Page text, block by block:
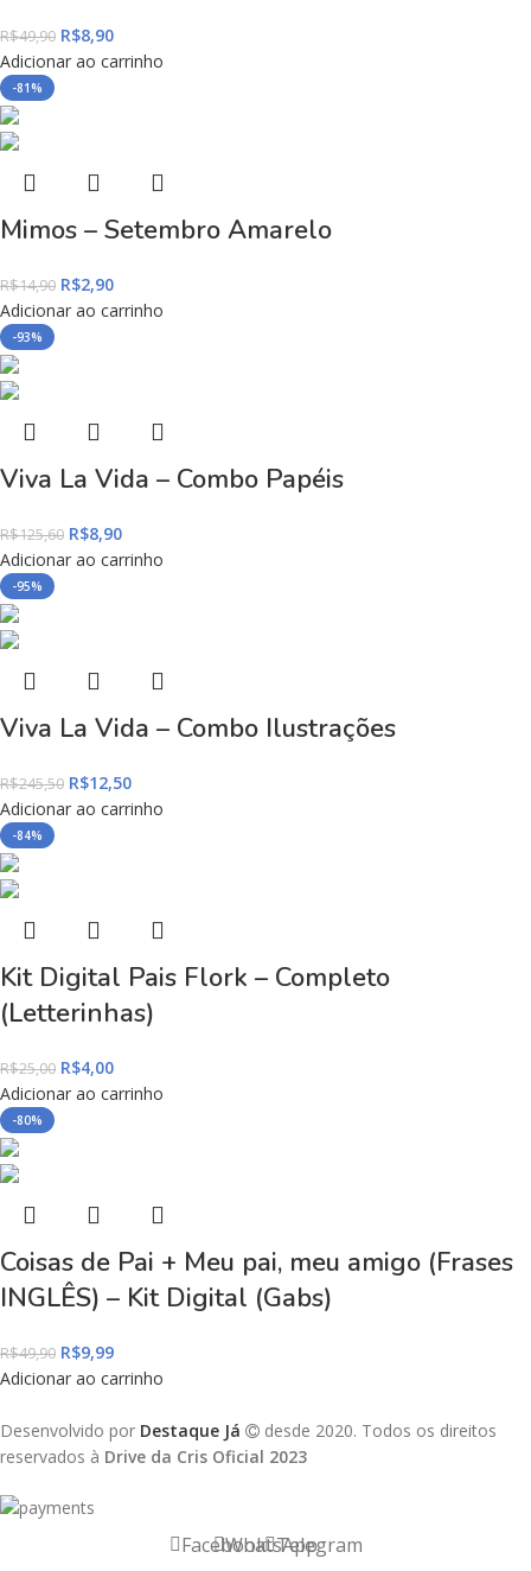
R$49,90 R$8,90
Adicionar ao carrinho
-81%
Mimos – Setembro Amarelo
R$14,90 R$2,90
Adicionar ao carrinho
-93%
Viva La Vida – Combo Papéis
R$125,60 R$8,90
Adicionar ao carrinho
-95%
Viva La Vida – Combo Ilustrações
R$245,50 R$12,50
Adicionar ao carrinho
-84%
Kit Digital Pais Flork – Completo
(Letterinhas)
R$25,00 R$4,00
Adicionar ao carrinho
-80%
Coisas de Pai + Meu pai, meu amigo (Frases
INGLÊS) – Kit Digital (Gabs)
R$49,90 R$9,99
Adicionar ao carrinho
Desenvolvido por Destaque Já
desde 2020. Todos os direitos
reservados à Drive da Cris Oficial 2023
FacebookWhatsAppTelegram